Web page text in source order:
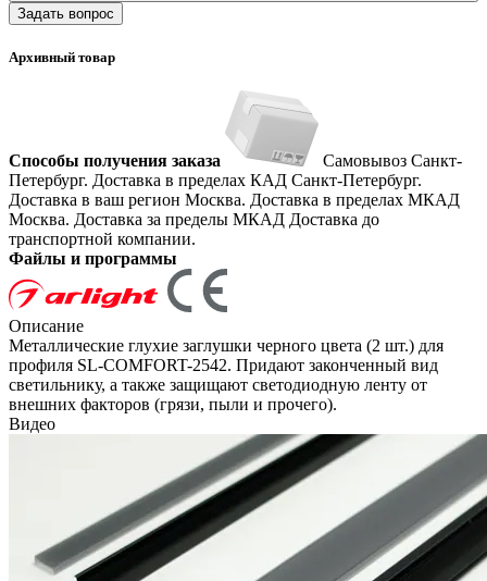
Задать вопрос
Архивный товар
Способы получения заказа Самовывоз Санкт-
Петербург. Доставка в пределах КАД Санкт-Петербург.
Доставка в ваш регион Москва. Доставка в пределах МКАД
Москва. Доставка за пределы МКАД Доставка до
транспортной компании.
Файлы и программы
Описание
Металлические глухие заглушки черного цвета (2 шт.) для
профиля SL-COMFORT-2542. Придают законченный вид
светильнику, а также защищают светодиодную ленту от
внешних факторов (грязи, пыли и прочего).
Видео